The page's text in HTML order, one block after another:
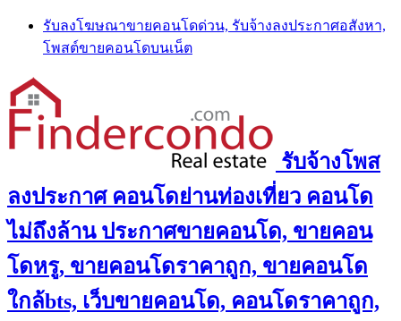
Skip
content
รับลงโฆษณาขายคอนโดด่วน, รับจ้างลงประกาศอสังหา,
โพสต์ขายคอนโดบนเน็ต
รับจ้างโพส
ลงประกาศ คอนโดย่านท่องเที่ยว คอนโด
ไม่ถึงล้าน ประกาศขายคอนโด, ขายคอน
โดหรู, ขายคอนโดราคาถูก, ขายคอนโด
ใกล้bts, เว็บขายคอนโด, คอนโดราคาถูก,